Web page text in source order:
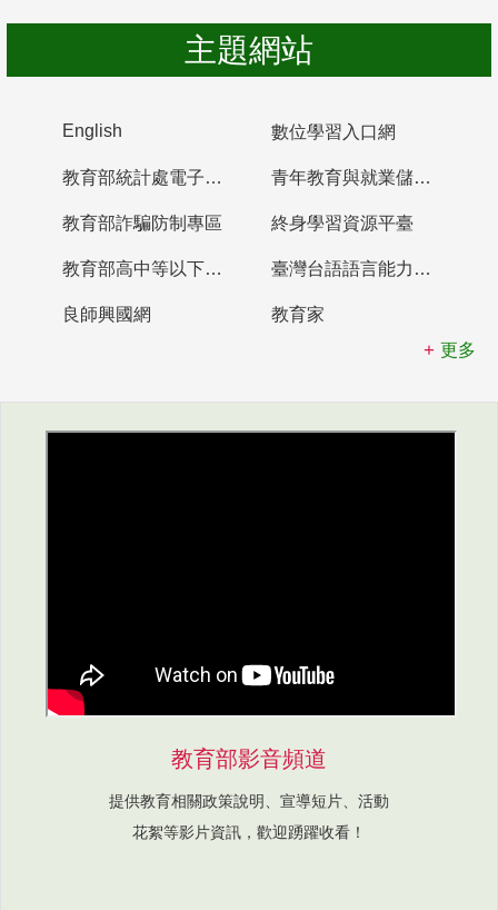
主題網站
English 數位學習入口網
教育部統計處電子書櫃 青年教育與就業儲蓄帳戶
教育部詐騙防制專區 終身學習資源平臺
教育部高中等以下學校及幼兒園教師資格檢定考試 臺灣台語語言能力認證網站
良師興國網
教育家
更多
教育部影音頻道
提供教育相關政策說明、宣導短片、活動
花絮等影片資訊，歡迎踴躍收看！